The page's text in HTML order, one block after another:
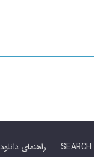
راهنمای دانلود